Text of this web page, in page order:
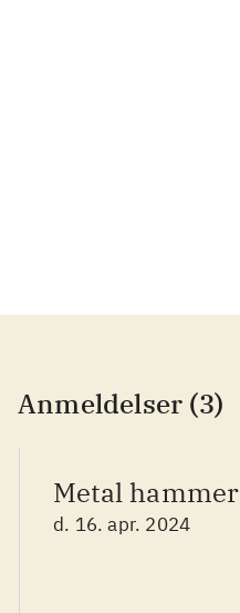
Anmeldelser (3)
Metal hammer
d. 16. apr. 2024